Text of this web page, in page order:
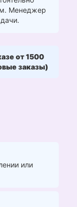
Менеджер
от 1500
заказы)
или